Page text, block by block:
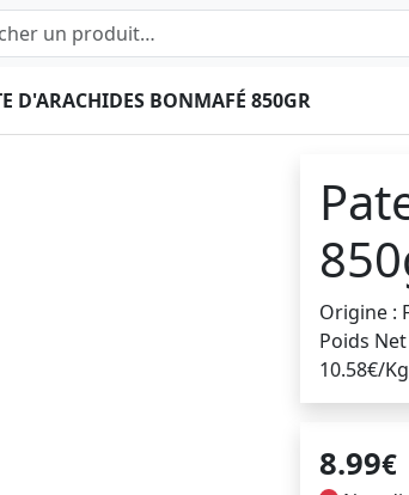
D'ARACHIDES BONMAFÉ 850GR
Origine :
Poids
10.58€/Kg
8.99€